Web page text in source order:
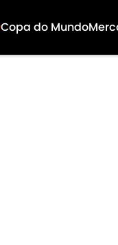
Copa do Mundo